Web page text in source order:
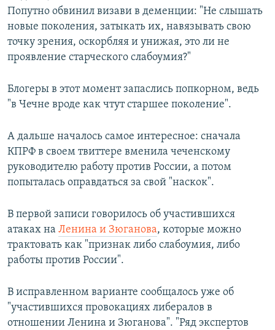
Попутно обвинил визави в деменции: "Не слышать
новые поколения, затыкать их, навязывать свою
точку зрения, оскорбляя и унижая, это ли не
проявление старческого слабоумия?"
Блогеры в этот момент запаслись попкорном, ведь
"в Чечне вроде как чтут старшее поколение".
А дальше началось самое интересное: сначала
КПРФ в своем твиттере вменила чеченскому
руководителю работу против России, а потом
попыталась оправдаться за свой "наскок".
В первой записи говорилось об участившихся
атаках на Ленина и Зюганова, которые можно
трактовать как "признак либо слабоумия, либо
работы против России".
В исправленном варианте сообщалось уже об
"участившихся провокациях либералов в
отношении Ленина и Зюганова". "Ряд экспертов